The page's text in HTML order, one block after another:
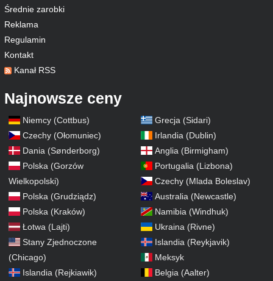
Średnie zarobki
Reklama
Regulamin
Kontakt
Kanał RSS
Najnowsze ceny
Niemcy (Cottbus)
Czechy (Ołomuniec)
Dania (Sønderborg)
Polska (Gorzów
Wielkopolski)
Polska (Grudziądz)
Polska (Kraków)
Łotwa (Lajti)
Stany Zjednoczone
(Chicago)
Islandia (Rejkiawik)
Grecja (Sidari)
Irlandia (Dublin)
Anglia (Birmigham)
Portugalia (Lizbona)
Czechy (Mlada Boleslav)
Australia (Newcastle)
Namibia (Windhuk)
Ukraina (Rivne)
Islandia (Reykjavik)
Meksyk
Belgia (Aalter)